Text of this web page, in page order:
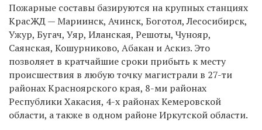
Пожарные составы базируются на крупных станциях
КрасЖД — Мариинск, Ачинск, Боготол, Лесосибирск,
Ужур, Бугач, Уяр, Иланская, Решоты, Чунояр,
Саянская, Кошурниково, Абакан и Аскиз. Это
позволяет в кратчайшие сроки прибыть к месту
происшествия в любую точку магистрали в 27-ти
районах Красноярского края, 8-ми районах
Республики Хакасия, 4-х районах Кемеровской
области, а также в одном районе Иркутской области.